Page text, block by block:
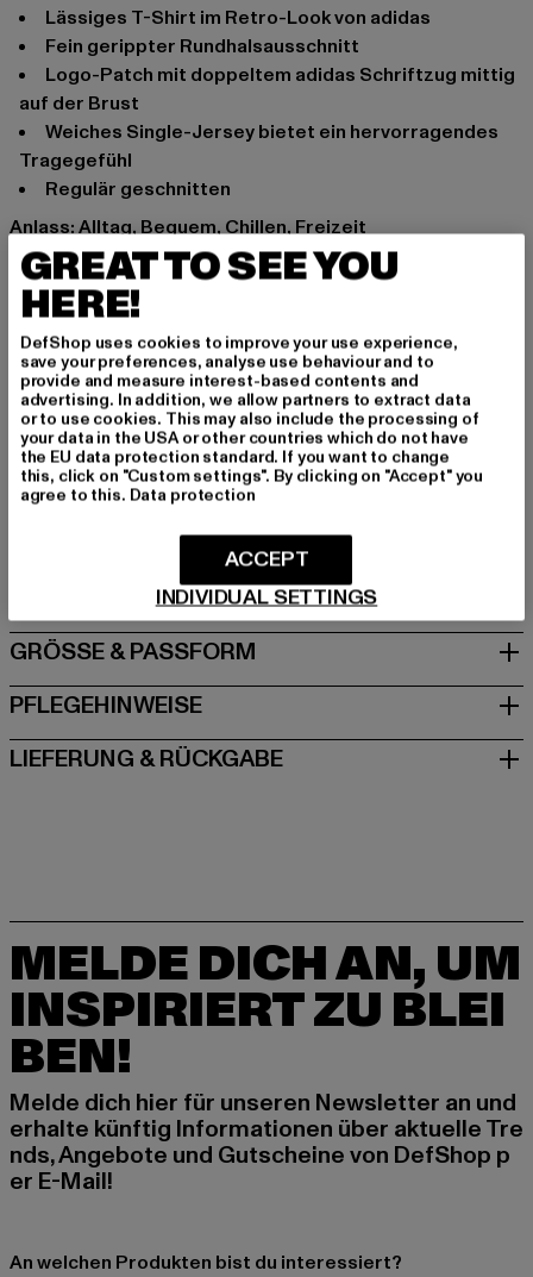
Lässiges T-Shirt im Retro-Look von adidas
Fein gerippter Rundhalsausschnitt
Logo-Patch mit doppeltem adidas Schriftzug mittig
auf der Brust
Weiches Single-Jersey bietet ein hervorragendes
Tragegefühl
Regulär geschnitten
Anlass: Alltag, Bequem, Chillen, Freizeit
Ausschnitt: Rundhals
Ärmelart: Kurzarm
Marke: adidas
Kat.: T-Shirts
Farbe: schwarz
Hersteller Farbe: black
Materialzusammensetzung: 100% Baumwolle
Art.Nr: HC9470-00007
Hersteller: Adidas AG |
serviceinfo@onlineshop.adidas.com
Adi-Dassler-Straße 1 | 91074 Herzogenaurach | DE
GRÖSSE & PASSFORM
PFLEGEHINWEISE
LIEFERUNG & RÜCKGABE
MELDE DICH AN, UM
INSPIRIERT ZU BLEI
BEN!
Melde dich hier für unseren Newsletter an und
erhalte künftig Informationen über aktuelle Tre
nds, Angebote und Gutscheine von DefShop p
er E-Mail!
An welchen Produkten bist du interessiert?
GREAT TO SEE YOU
HERE!
DefShop uses cookies to improve your use experience,
save your preferences, analyse use behaviour and to
provide and measure interest-based contents and
advertising. In addition, we allow partners to extract data
or to use cookies. This may also include the processing of
your data in the USA or other countries which do not have
the EU data protection standard. If you want to change
this, click on "Custom settings". By clicking on "Accept" you
agree to this. Data protection
INDIVIDUAL SETTINGS
ACCEPT